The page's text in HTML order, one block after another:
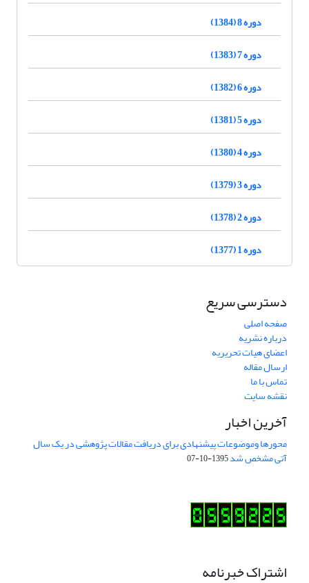
دوره 8 (1384)
دوره 7 (1383)
دوره 6 (1382)
دوره 5 (1381)
دوره 4 (1380)
دوره 3 (1379)
دوره 2 (1378)
دوره 1 (1377)
دسترسی سریع
صفحه اصلی
درباره نشریه
اعضای هیات تحریریه
ارسال مقاله
تماس با ما
نقشه سایت
آخرین اخبار
محورها وموضوعات پیشنهادی برای دریافت مقالات پژوهشی در یک سال
آتی مشخص شد1395-10-07
اشتراک خبرنامه